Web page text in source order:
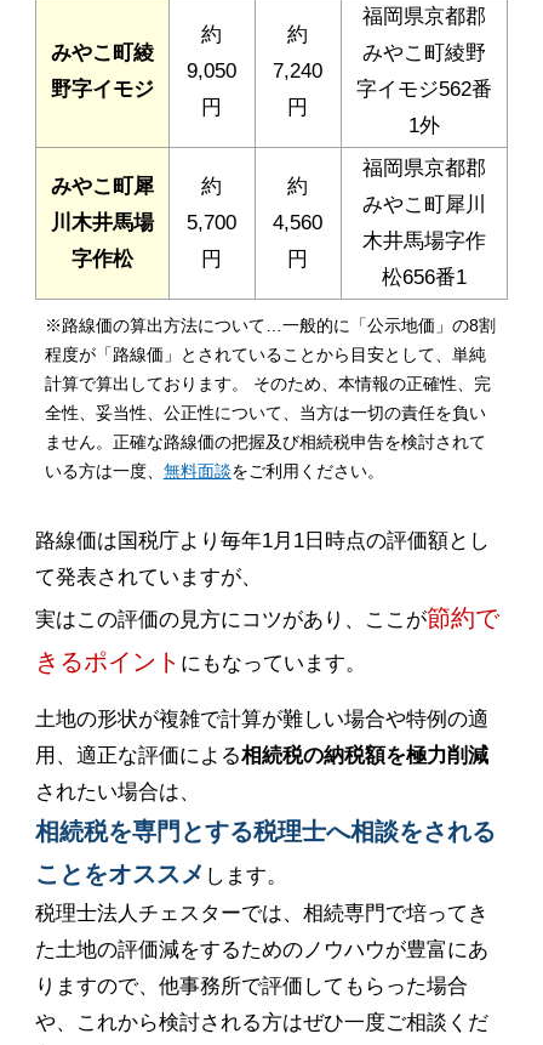
みやこ町綾
野字イモジ
約
9,050
円
約
7,240
円
福岡県京都郡
みやこ町綾野
字イモジ562番
1外
みやこ町犀
川木井馬場
字作松
約
5,700
円
約
4,560
円
福岡県京都郡
みやこ町犀川
木井馬場字作
松656番1
※路線価の算出方法について…一般的に「公示地価」の8割
程度が「路線価」とされていることから目安として、単純
計算で算出しております。 そのため、本情報の正確性、完
全性、妥当性、公正性について、当方は一切の責任を負い
ません。正確な路線価の把握及び相続税申告を検討されて
いる方は一度、 無料面談をご利用ください。
路線価は国税庁より毎年1月1日時点の評価額とし
て発表されていますが、
実はこの評価の見方にコツがあり、ここが節約で
きるポイント にもなっています。
土地の形状が複雑で計算が難しい場合や特例の適
用、適正な評価による相続税の納税額を極力削減
されたい場合は、
相続税を専門とする税理士へ相談をされる
ことをオススメ します。
税理士法人チェスターでは、相続専門で培ってき
た土地の評価減をするためのノウハウが豊富にあ
りますので、他事務所で評価してもらった場合
や、これから検討される方はぜひ一度ご相談くだ